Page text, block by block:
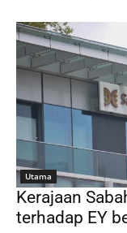
Utama
Kerajaan
terhadap EY